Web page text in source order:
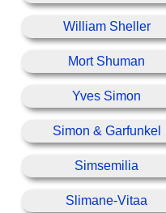
William Sheller
Mort Shuman
Yves Simon
Simon & Garfunkel
Simsemilia
Slimane-Vitaa